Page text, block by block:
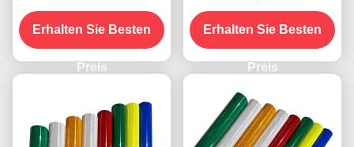
Mikro Diamant Grad
Reflektierende Folie Vinyl
für Verkehrsschilder ODM
Erhalten Sie Besten
Preis
Reflexionsblatt mit 10-
jähriger Lebensdauer für
die Verkehrssicherheit
Erhalten Sie Besten
Preis